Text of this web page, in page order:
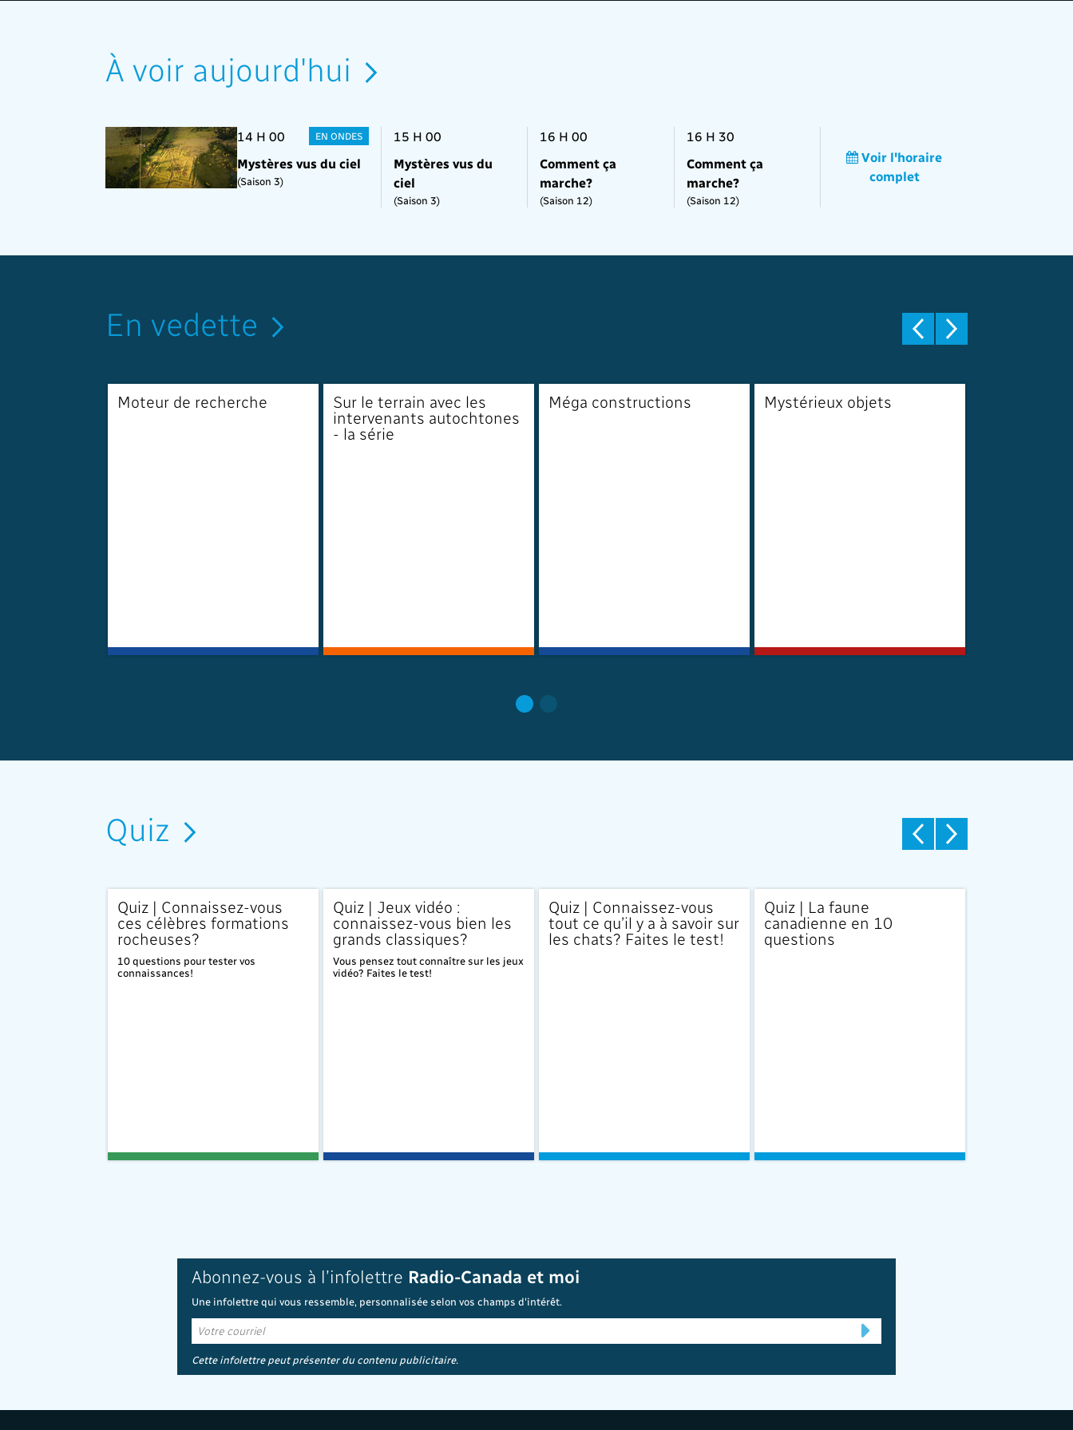
À voir aujourd'hui
14 H 00 EN ONDES
Mystères vus du ciel
(Saison 3)
15 H 00
Mystères vus du
ciel
(Saison 3)
16 H 00
Comment ça
marche?
(Saison 12)
16 H 30
Comment ça
marche?
(Saison 12)
Voir l'horaire
complet
En vedette
Moteur de recherche
Sur le terrain avec les
intervenants autochtones
- la série
Méga constructions Mystérieux objets
Quiz
Quiz | Connaissez-vous
ces célèbres formations
rocheuses?
10 questions pour tester vos
connaissances!
Quiz | Jeux vidéo :
connaissez-vous bien les
grands classiques?
Vous pensez tout connaître sur les jeux
vidéo? Faites le test!
Quiz | Connaissez-vous
tout ce qu’il y a à savoir sur
les chats? Faites le test!
Quiz | La faune
canadienne en 10
questions
Abonnez-vous à l’infolettre Radio-Canada et moi
Une infolettre qui vous ressemble, personnalisée selon vos champs d'intérêt.
Cette infolettre peut présenter du contenu publicitaire.